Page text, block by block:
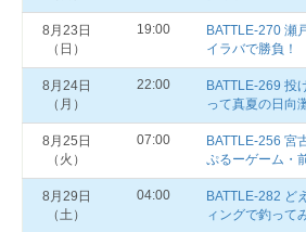
8月23日
（日）
19:00
BATTLE-270 瀬
イラバで勝負！
8月24日
（月）
22:00
BATTLE-269 投
って真夏の日向
8月25日
（火）
07:00
BATTLE-256 宮
ぷるーゲーム・
8月29日
（土）
04:00
BATTLE-282 ど
ィングで釣って